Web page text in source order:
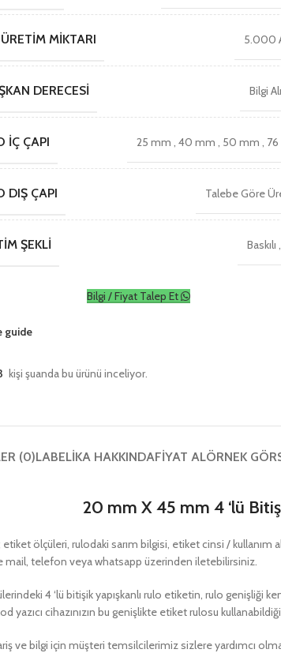
MIKTARI 5.000
DERECESI Bilgi
İÇ ÇAPI 25 mm ,40 mm , 50 mm ,
DIŞ ÇAPI Talebe Göre
ŞEKLI Baskılı
Bilgi / Fiyat Talep Et
guide
kişi şuanda bu ürünü inceliyor.
(0)LABELIKA HAKKINDAFIYAT ALÖRNEK
20 mm X 45 mm 4 ‘lü
etiket ölçüleri, rulodaki sarım bilgisi, etiket cinsi / kullanım
telefon veya whatsapp üzerinden iletebilirsiniz.
4 ‘lü bitişik yapışkanlı rulo etiketin, rulo genişliği
yazıcı cihazınızın bu genişlikte etiket rulosu
ve bilgi için müşteri temsilcilerimiz sizlere yardımcı